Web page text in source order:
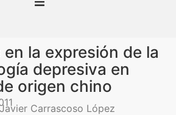
la expresión de la
depresiva en
origen chino
Carrascoso López